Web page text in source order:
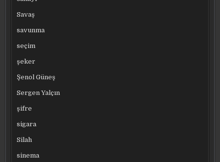
Savaş
savunma
seçim
şeker
Şenol Güneş
Sergen Yalçın
şifre
sigara
Silah
sinema